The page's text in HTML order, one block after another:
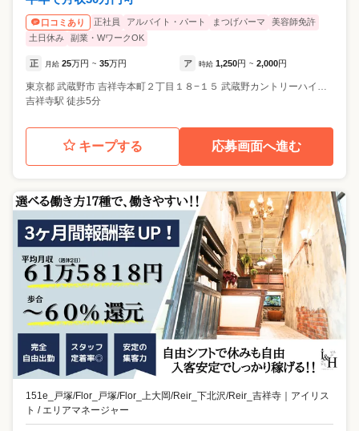
口コミあり 正社員 アルバイト・パート まつげパーマ
美容師免許
土日休み
副業・WワークOK
正 月給 25万円 ~ 35万円 ア 時給 1,250円 ~ 2,000円
東京都 武蔵野市 吉祥寺本町２丁目１８−１５ 武蔵野カントリーハイツ 211
吉祥寺駅 徒歩5分
キープする 応募画面へ進む
151e_戸塚/Flor_戸塚/Flor_上大岡/Reir_下北沢/Reir_吉祥寺 ｜ アイリス
ト / エリアマネージャー